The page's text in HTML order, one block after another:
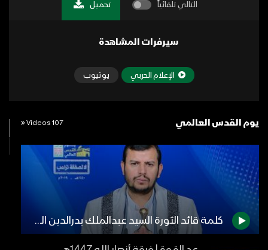
التالي تلقائياً تحميل
سيرفرات المشاهدة
الإعلام الحربي يوتيوب
يوم القدس العالمي 107 Videos
كلمة قائد الثورة السيد عبدالملك بدرالدين الحوثي بمناسبة يوم القدس العالمي 1440هـ